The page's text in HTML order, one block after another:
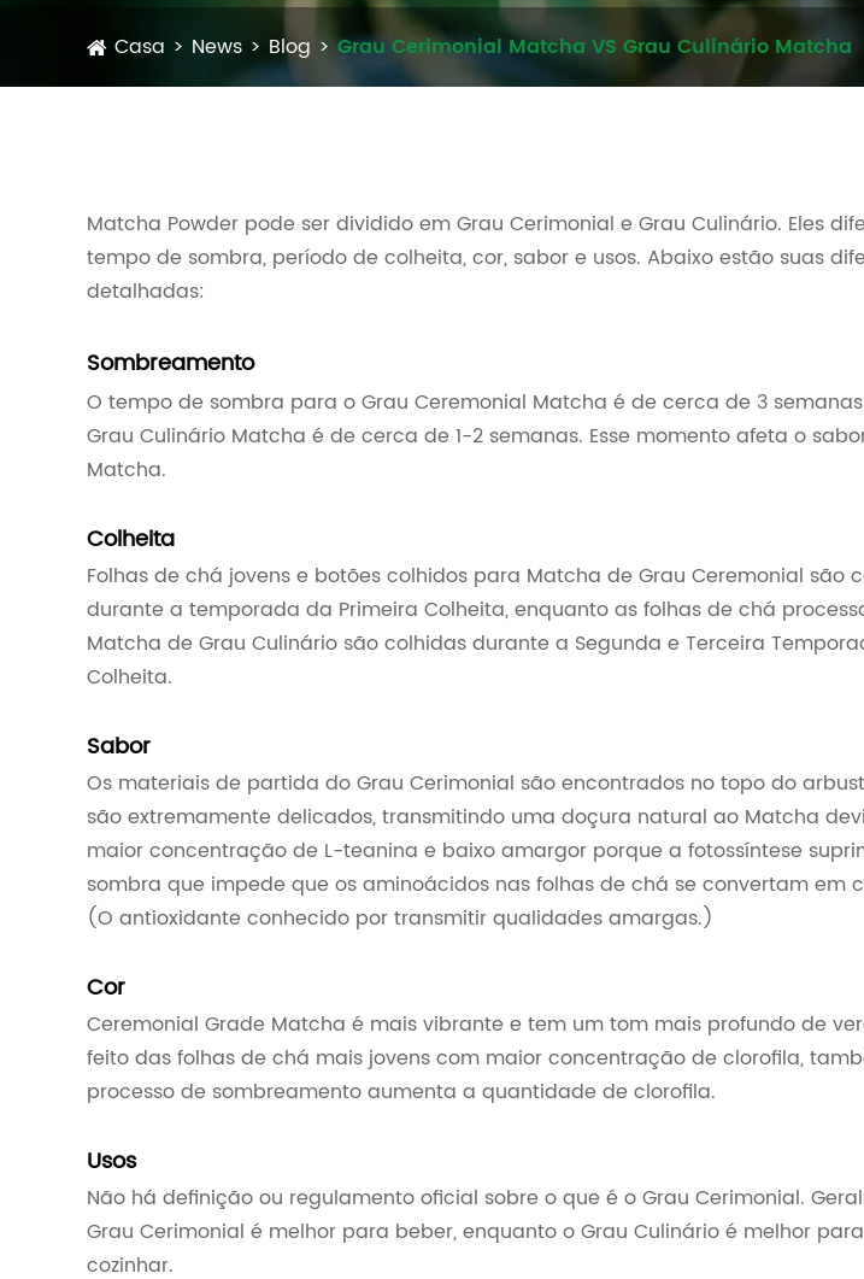
Casa News Blog Grau Cerimonial Matcha VS Grau Culinário Matcha
Matcha Powder pode ser dividido em Grau Cerimonial e Grau Culinário. Eles
tempo de sombra, período de colheita, cor, sabor e usos. Abaixo estão suas
detalhadas:
Sombreamento
O tempo de sombra para o Grau Ceremonial Matcha é de cerca de 3
Grau Culinário Matcha é de cerca de 1-2 semanas. Esse momento afeta o
Matcha.
Colheita
Folhas de chá jovens e botões colhidos para Matcha de Grau Ceremonial são
durante a temporada da Primeira Colheita, enquanto as folhas de chá
Matcha de Grau Culinário são colhidas durante a Segunda e Terceira
Colheita.
Sabor
Os materiais de partida do Grau Cerimonial são encontrados no topo do
são extremamente delicados, transmitindo uma doçura natural ao Matcha
maior concentração de L-teanina e baixo amargor porque a fotossíntese
sombra que impede que os aminoácidos nas folhas de chá se convertam em
(O antioxidante conhecido por transmitir qualidades amargas.)
Cor
Ceremonial Grade Matcha é mais vibrante e tem um tom mais profundo de
feito das folhas de chá mais jovens com maior concentração de clorofila,
processo de sombreamento aumenta a quantidade de clorofila.
Usos
Não há definição ou regulamento oficial sobre o que é o Grau Cerimonial.
Grau Cerimonial é melhor para beber, enquanto o Grau Culinário é melhor
cozinhar.